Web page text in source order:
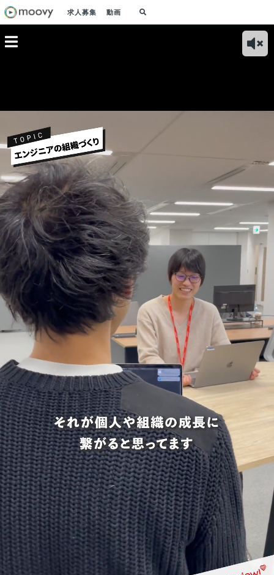
求人募集 動画
は、自
ニア組
く、４
を掲げ
MR出身の私がスタ
ートアップのアソビ
ューに入社した理由
新卒で入社してさま
ざまなことを経験
し、新規事業開発に
挑戦！
は、遊びのデジタル
流通プラットフォー
ムを提供している会